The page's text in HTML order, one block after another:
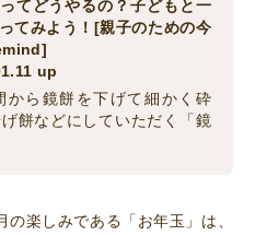
てどうやるの？子どもと一
てみよう！[親子のための今
up
から鏡餅を下げて細かく砕
餅などにしていただく「鏡
楽しみである「お年玉」は、